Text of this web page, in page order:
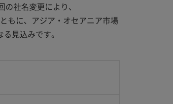
社名変更により、
もに、アジア・オセアニア市場
見込みです。